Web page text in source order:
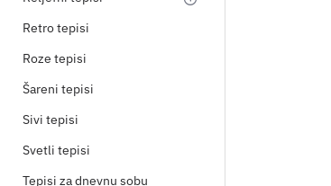
Retro tepisi
Roze tepisi
Šareni tepisi
Sivi tepisi
Svetli tepisi
Tepisi za dnevnu sobu